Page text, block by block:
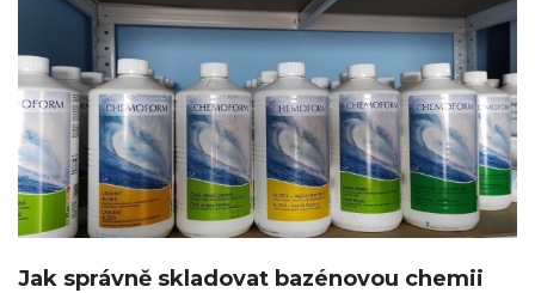
Jak správně skladovat bazénovou chemii